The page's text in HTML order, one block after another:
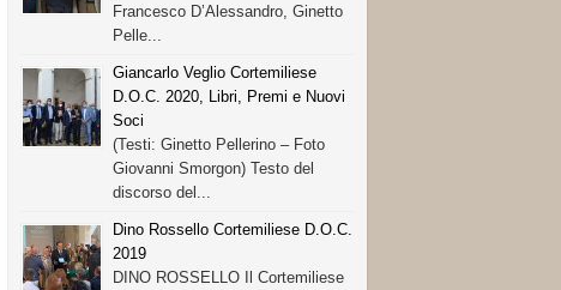
Francesco D’Alessandro, Ginetto
Pelle...
Giancarlo Veglio Cortemiliese
D.O.C. 2020, Libri, Premi e Nuovi
Soci
(Testi: Ginetto Pellerino – Foto
Giovanni Smorgon) Testo del
discorso del...
Dino Rossello Cortemiliese D.O.C.
2019
DINO ROSSELLO Il Cortemiliese